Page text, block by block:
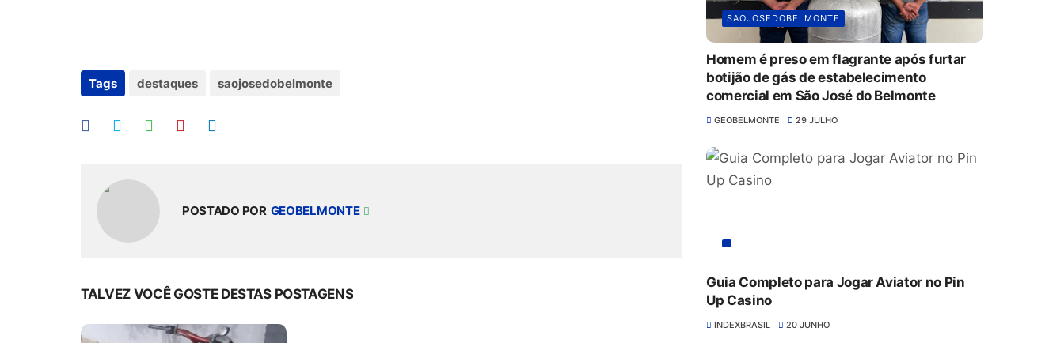
Tags destaques saojosedobelmonte
POSTADO POR GEOBELMONTE
TALVEZ VOCÊ GOSTE DESTAS POSTAGENS
SAOJOSEDOBELMONTE
Homem é preso em flagrante após furtar
botijão de gás de estabelecimento
comercial em São José do Belmonte
GEOBELMONTE 29 JULHO
Guia Completo para Jogar Aviator no Pin
Up Casino
INDEXBRASIL 20 JUNHO